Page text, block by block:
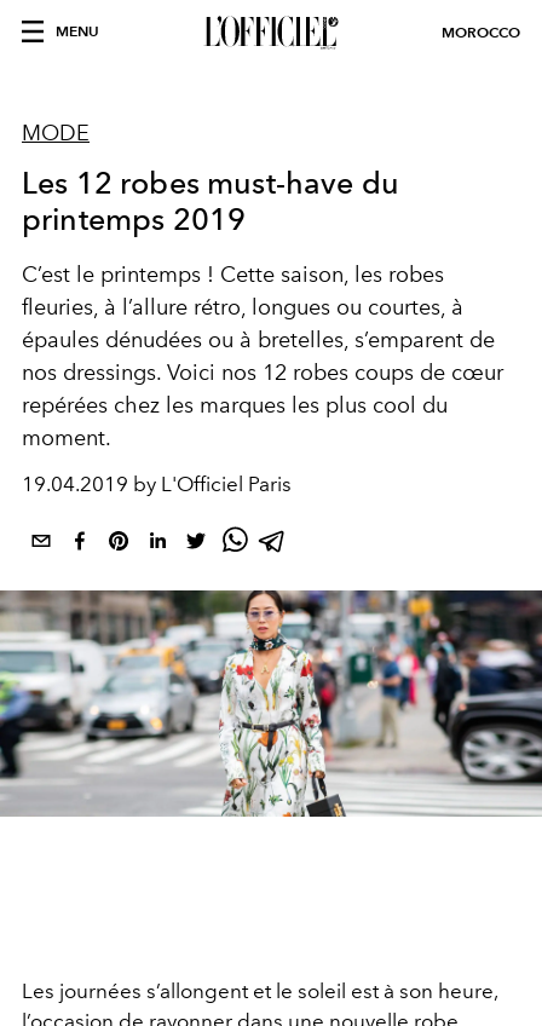
MENU MOROCCO
MODE
Les 12 robes must-have du
printemps 2019
C’est le printemps ! Cette saison, les robes
fleuries, à l’allure rétro, longues ou courtes, à
épaules dénudées ou à bretelles, s’emparent de
nos dressings. Voici nos 12 robes coups de cœur
repérées chez les marques les plus cool du
moment.
19.04.2019 by L'Officiel Paris
Les journées s’allongent et le soleil est à son heure,
l’occasion de rayonner dans une nouvelle robe